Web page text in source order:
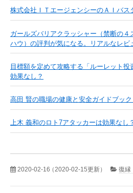
株式会社ＩＴエージェンシーのＡＩバス
ガールズバリアクラッシャー（禁断の４
ハウ）の評判が気になる。リアルなレビ
目標額を定めて攻略する「ルーレット投
効果なし？
高田 賢の職場の健康と安全ガイドブッ
上木 義和のロト7アタッカーは効果なし
2020-02-16（2020-02-15更新） 復縁